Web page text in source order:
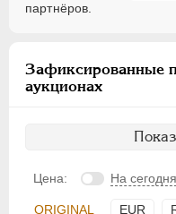
партнёров.
Зафиксированные
аукционах
Цена: На сегодня
ORIGINAL EUR